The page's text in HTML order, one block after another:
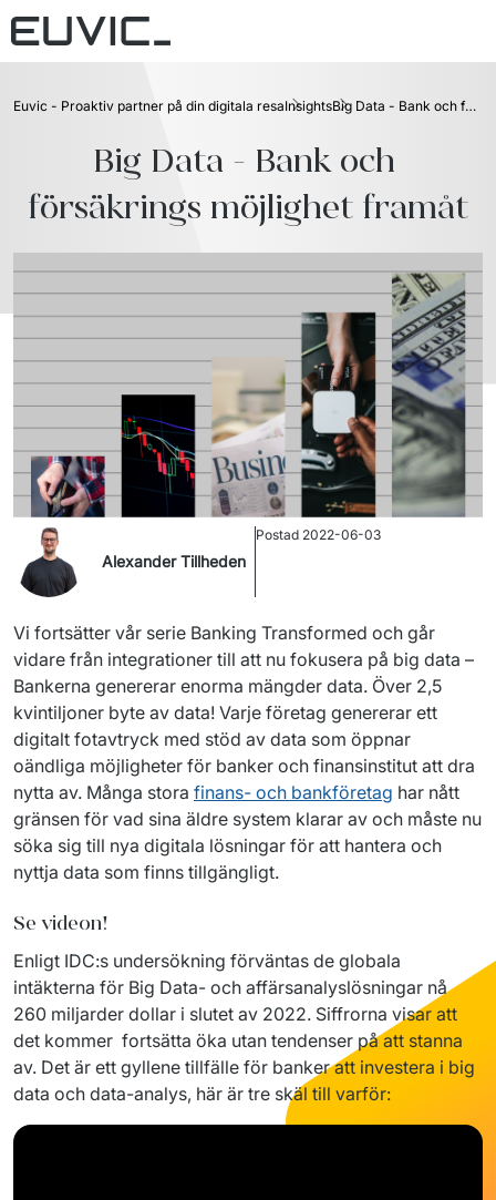
Digital solutions
IT-outsourcing
Advisory & digital transformation
Branscher
Industri och tillverkning
Retail
Plattform
The good people
Case
Insights
Länder
Euvic - Proaktiv partner på din digitala resaInsights Big Data - Bank och försäkrings möjlighet framåt
Big Data - Bank och
försäkrings möjlighet framåt
Alexander Tillheden
Postad 2022-06-03
Vi fortsätter vår serie Banking Transformed och går
vidare från integrationer till att nu fokusera på big data –
Bankerna genererar enorma mängder data. Över 2,5
kvintiljoner byte av data! Varje företag genererar ett
digitalt fotavtryck med stöd av data som öppnar
oändliga möjligheter för banker och finansinstitut att dra
nytta av. Många stora finans- och bankföretag har nått
gränsen för vad sina äldre system klarar av och måste nu
söka sig till nya digitala lösningar för att hantera och
nyttja data som finns tillgängligt.
Se videon!
Enligt IDC:s undersökning förväntas de globala
intäkterna för Big Data- och affärsanalyslösningar nå
260 miljarder dollar i slutet av 2022. Siffrorna visar att
det kommer fortsätta öka utan tendenser på att stanna
av. Det är ett gyllene tillfälle för banker att investera i big
data och data-analys, här är tre skäl till varför: